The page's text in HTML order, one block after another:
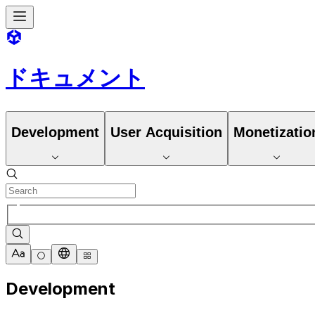
ドキュメント
Development User Acquisition
Development